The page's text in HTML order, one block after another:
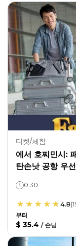
티켓/체험
에서 호찌민시:
탄손낫 공항 우
0:30
4.8(
부터
$ 35.4 / 손님